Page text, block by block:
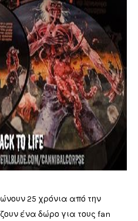
25 χρόνια από την
ένα δώρο για τους fan